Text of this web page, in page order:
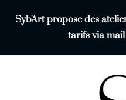
Syb'Art propose des
tarifs via